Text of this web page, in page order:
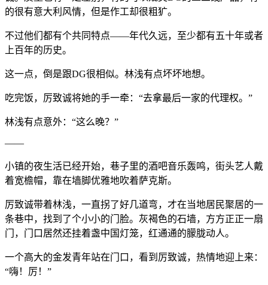
的很有意大利风情，但是作工却很粗犷。
不过他们都有个共同特点——年代久远，至少都有五十年或者
上百年的历史。
这一点，倒是跟DG很相似。林浅有点坏坏地想。
吃完饭，厉致诚将她的手一牵：“去拿最后一家的代理权。”
林浅有点意外：“这么晚？”
——
小镇的夜生活已经开始，巷子里的酒吧音乐轰鸣，街头艺人戴
着宽檐帽，靠在墙脚优雅地吹着萨克斯。
厉致诚带着林浅，一直拐了好几道弯，才在当地居民聚居的一
条巷中，找到了个小小的门脸。灰褐色的石墙，方方正正一扇
门，门口居然还挂着盏中国灯笼，红通通的朦胧动人。
一个高大的金发青年站在门口，看到厉致诚，热情地迎上来：
“嗨！厉！”